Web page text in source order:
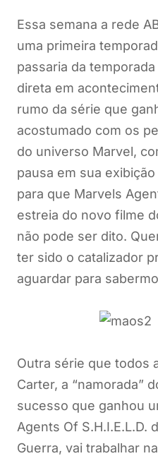
Essa semana a rede
uma primeira
passaria da
direta em
rumo da série que
acostumado com os
do universo Marvel,
pausa em sua
para que Marvels
estreia do novo filme
não pode ser dito.
ter sido o catalizador
aguardar para
Outra série que todos
Carter, a “namorada”
sucesso que ganhou
Agents Of S.H.I.E.L.D.
Guerra, vai trabalhar